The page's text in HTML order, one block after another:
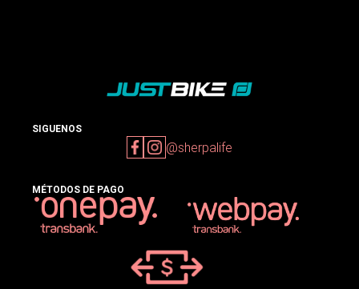
SIGUENOS
@sherpalife
MÉTODOS DE PAGO